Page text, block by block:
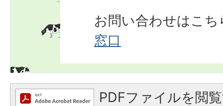
お問い合わせはこち
窓口
PDFファイルを閲